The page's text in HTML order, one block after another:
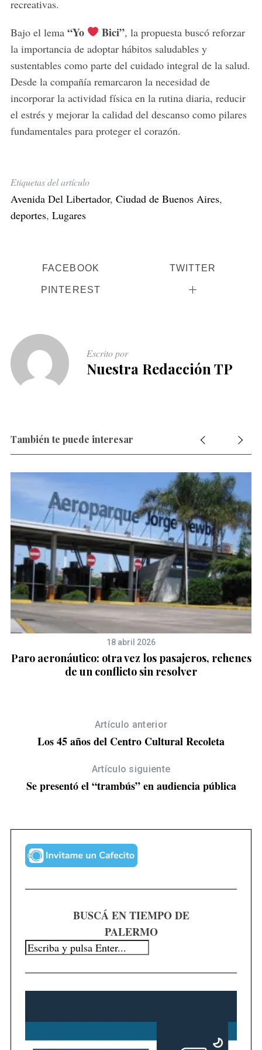
recreativas.
Bajo el lema “Yo Bici”, la propuesta buscó reforzar
la importancia de adoptar hábitos saludables y
sustentables como parte del cuidado integral de la salud.
Desde la compañía remarcaron la necesidad de
incorporar la actividad física en la rutina diaria, reducir
el estrés y mejorar la calidad del descanso como pilares
fundamentales para proteger el corazón.
Etiquetas del artículo
Avenida Del Libertador, Ciudad de Buenos Aires,
deportes, Lugares
FACEBOOK TWITTER
PINTEREST
Escrito por
Nuestra Redacción TP
También te puede interesar
18 abril 2026
Paro aeronáutico: otra vez los pasajeros, rehenes
de un conflicto sin resolver
Artículo anterior
Los 45 años del Centro Cultural Recoleta
Artículo siguiente
Se presentó el “trambús” en audiencia pública
BUSCÁ EN TIEMPO DE
PALERMO